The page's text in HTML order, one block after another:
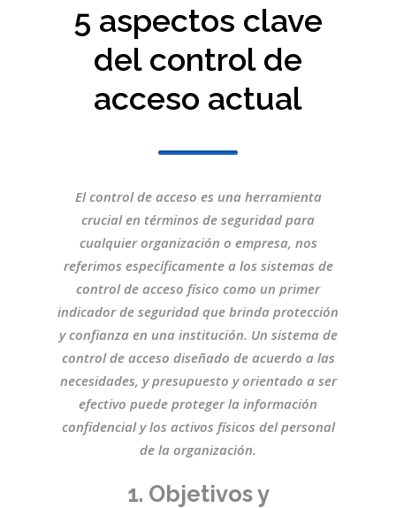
5 aspectos clave
del control de
acceso actual
El control de acceso es una herramienta
crucial en términos de seguridad para
cualquier organización o empresa, nos
referimos específicamente a los sistemas de
control de acceso físico como un primer
indicador de seguridad que brinda protección
y confianza en una institución. Un sistema de
control de acceso diseñado de acuerdo a las
necesidades, y presupuesto y orientado a ser
efectivo puede proteger la información
confidencial y los activos físicos del personal
de la organización.
1. Objetivos y